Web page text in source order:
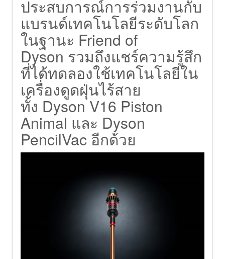
ประสบการณ์การร่วมงานกับ
แบรนด์เทคโนโลยีระดับโลก
ในฐานะ Friend of
Dyson รวมถึงแชร์ความรู้สึก
ที่ได้ทดลองใช้เทคโนโลยีใน
เครื่องดูดฝุ่นไร้สาย
ทั้ง Dyson V16 Piston
Animal และ Dyson
PencilVac อีกด้วย